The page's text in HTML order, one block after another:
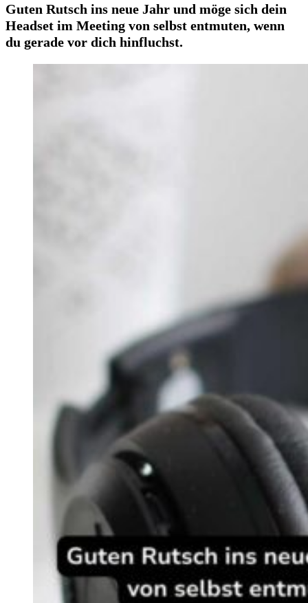
Guten Rutsch ins neue Jahr und möge sich dein
Headset im Meeting von selbst entmuten, wenn
du gerade vor dich hinfluchst.